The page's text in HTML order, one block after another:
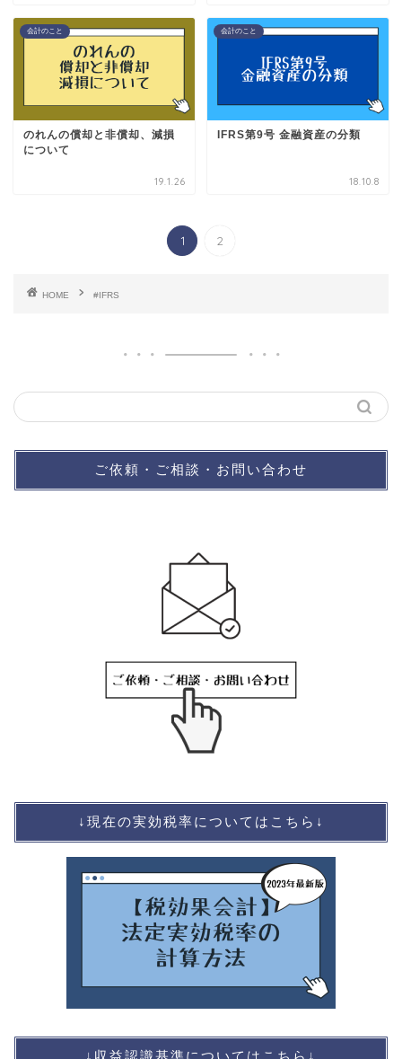
会計のこと
のれんの償却と非償却、減損
について
19.1.26
会計のこと
IFRS第9号 金融資産の分類
18.10.8
1 2
HOME #IFRS
ご依頼・ご相談・お問い合わせ
↓現在の実効税率についてはこちら↓